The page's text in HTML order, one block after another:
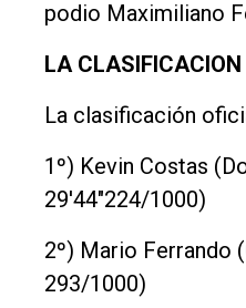
podio Maximiliano
LA CLASIFICACION
La clasificación
1º) Kevin Costas
29'44"224/1000)
2º) Mario Ferrando
293/1000)